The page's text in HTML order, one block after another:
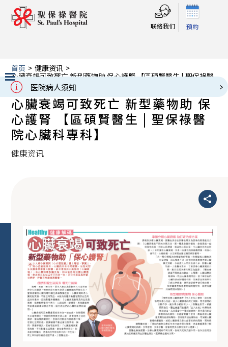
联络我们 預約
医院病人须知
Slide 2 of 3.
首页 > 健康资讯 >
心臟衰竭可致死亡 新型藥物助 保心護腎 【區碩賢醫生 | 聖保祿醫
院心臟科專科】
心臟衰竭可致死亡 新型藥物助 保
心護腎 【區碩賢醫生 | 聖保祿醫
院心臟科專科】
健康资讯